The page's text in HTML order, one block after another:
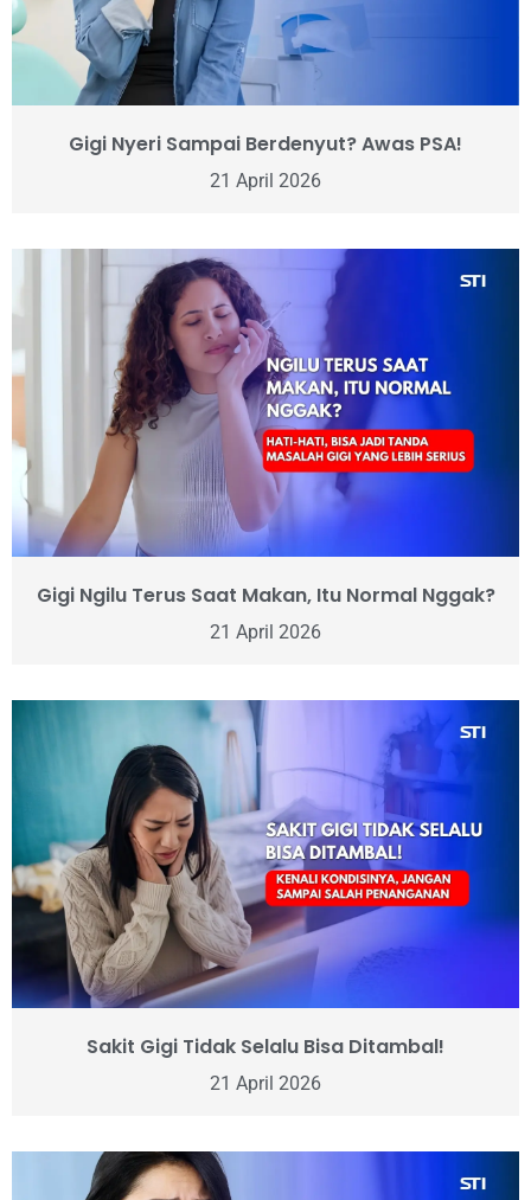
Gigi Nyeri Sampai Berdenyut? Awas PSA!
21 April 2026
Gigi Ngilu Terus Saat Makan, Itu Normal Nggak?
21 April 2026
Sakit Gigi Tidak Selalu Bisa Ditambal!
21 April 2026